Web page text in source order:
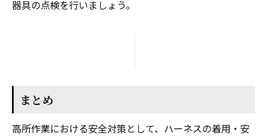
器具の点検を行いましょう。
まとめ
高所作業における安全対策として、ハーネスの着用・安